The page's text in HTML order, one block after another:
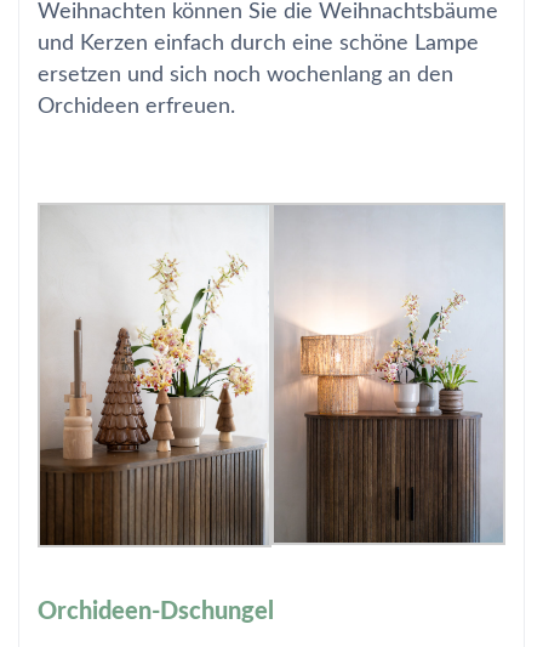
Weihnachten können Sie die Weihnachtsbäume
und Kerzen einfach durch eine schöne Lampe
ersetzen und sich noch wochenlang an den
Orchideen erfreuen.
Orchideen-Dschungel